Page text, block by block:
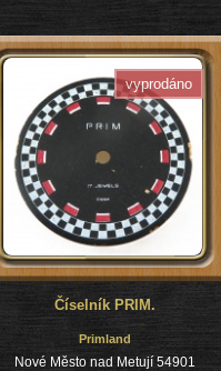
vyprodáno
Číselník PRIM.
Primland
Nové Město nad Metují 54901